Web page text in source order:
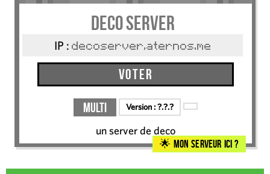
deco server
IP : decoserver.aternos.me
Voter
Multi Version :?.?.?
un server de deco
Mon serveur ici ?